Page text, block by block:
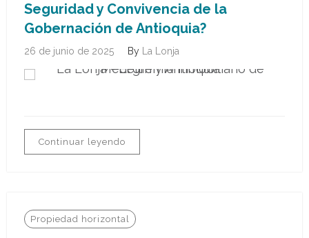
Seguridad y Convivencia de la
Gobernación de Antioquia?
26 de junio de 2025 By La Lonja
Continuar leyendo
Propiedad horizontal